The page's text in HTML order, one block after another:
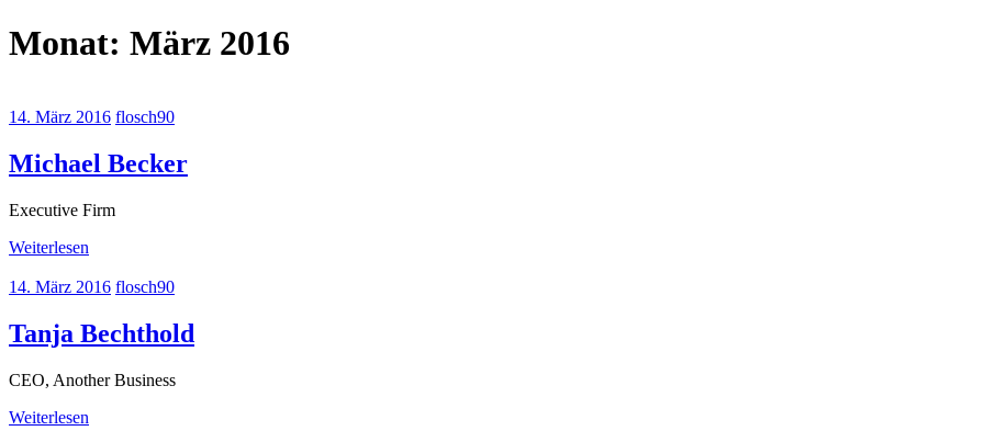
Monat: März 2016
14. März 2016 flosch90
Michael Becker
Executive Firm
Weiterlesen
14. März 2016 flosch90
Tanja Bechthold
CEO, Another Business
Weiterlesen